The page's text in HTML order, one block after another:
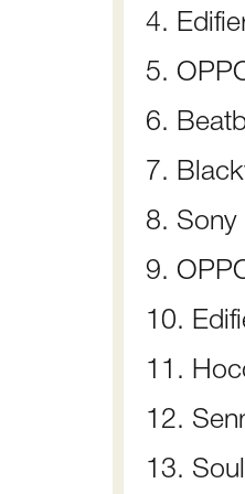
4.
5.
6.
7.
8. Sony
9.
10.
11.
12.
13.